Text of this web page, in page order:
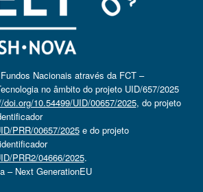
Nacionais através da FCT –
no âmbito do projeto UID/657/2025
doi.org/10.54499/UID/00657/2025, do projeto
PRR/00657/2025e do projeto
PRR2/04666/2025.
– Next GenerationEU